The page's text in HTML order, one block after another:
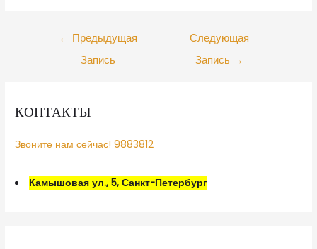
← Предыдущая
Запись
Следующая
Запись →
КОНТАКТЫ
Звоните нам сейчас! 9883812
Камышовая ул., 5, Санкт-Петербург